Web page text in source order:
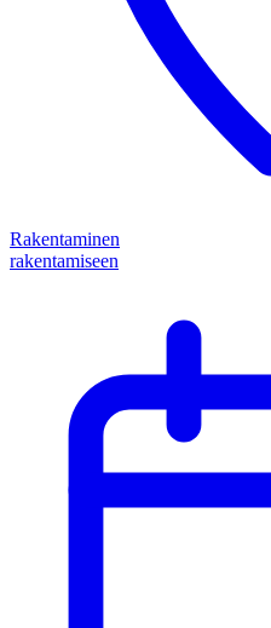
Rakentaminen
rakentamiseen